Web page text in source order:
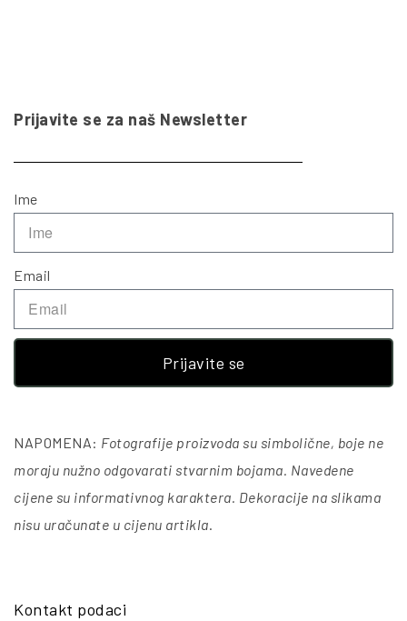
Prijavite se za naš Newsletter
Ime
Email
Prijavite se
NAPOMENA: Fotografije proizvoda su simbolične, boje ne
moraju nužno odgovarati stvarnim bojama. Navedene
cijene su informativnog karaktera. Dekoracije na slikama
nisu uračunate u cijenu artikla.
Kontakt podaci